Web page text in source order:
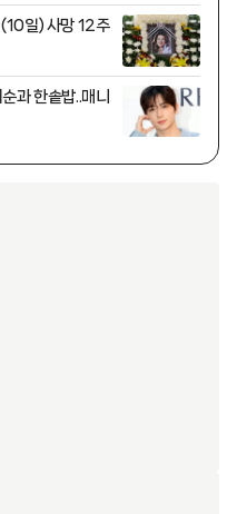
일) 사망 12주
과 한솥밥..매니